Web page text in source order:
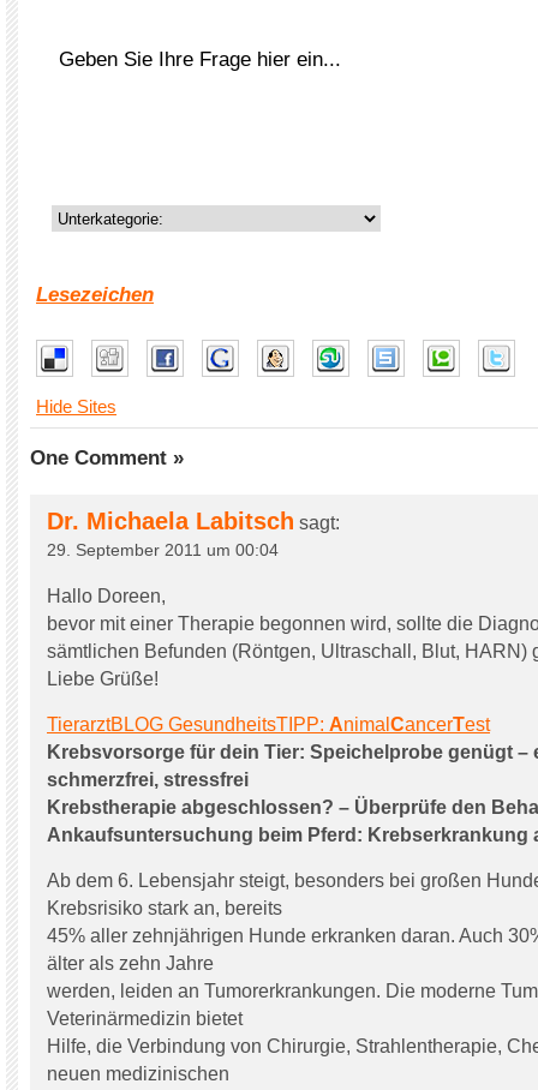
Lesezeichen
Hide Sites
One Comment »
Dr. Michaela Labitsch sagt:
29. September 2011 um 00:04
Hallo Doreen,
bevor mit einer Therapie begonnen wird, sollte die
sämtlichen Befunden (Röntgen, Ultraschall, Blut, HARN)
Liebe Grüße!
TierarztBLOG GesundheitsTIPP: Animal CancerTest
Krebsvorsorge für dein Tier: Speichelprobe genügt –
schmerzfrei, stressfrei
Krebstherapie abgeschlossen? – Überprüfe den
Ankaufsuntersuchung beim Pferd: Krebserkrankung
Ab dem 6. Lebensjahr steigt, besonders bei großen
Krebsrisiko stark an, bereits
45% aller zehnjährigen Hunde erkranken daran. Auch
älter als zehn Jahre
werden, leiden an Tumorerkrankungen. Die moderne
Veterinärmedizin bietet
Hilfe, die Verbindung von Chirurgie, Strahlentherapie,
neuen medizinischen